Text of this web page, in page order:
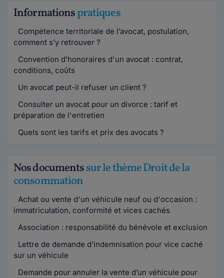
Informationspratiques
Compétence territoriale de l’avocat, postulation,
comment s’y retrouver ?
Convention d’honoraires d'un avocat : contrat,
conditions, coûts
Un avocat peut-il refuser un client ?
Consulter un avocat pour un divorce : tarif et
préparation de l'entretien
Quels sont les tarifs et prix des avocats ?
Nos documentssur le thème Droit de la
consommation
Achat ou vente d'un véhicule neuf ou d'occasion :
immatriculation, conformité et vices cachés
Association : responsabilité du bénévole et exclusion
Lettre de demande d’indemnisation pour vice caché
sur un véhicule
Demande pour annuler la vente d’un véhicule pour